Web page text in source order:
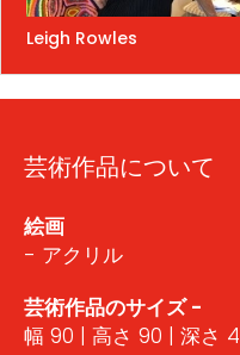
Leigh Rowles
芸術作品について
絵画
- アクリル
芸術作品のサイズ -
幅 90 | 高さ 90 | 深さ 4